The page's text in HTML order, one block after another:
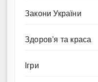
Закони України
Здоров'я та краса
Ігри